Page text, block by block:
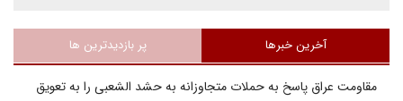
آخرین خبرها پر بازدیدترین ها
مقاومت عراق پاسخ به حملات متجاوزانه به حشد الشعبی را به تعویق